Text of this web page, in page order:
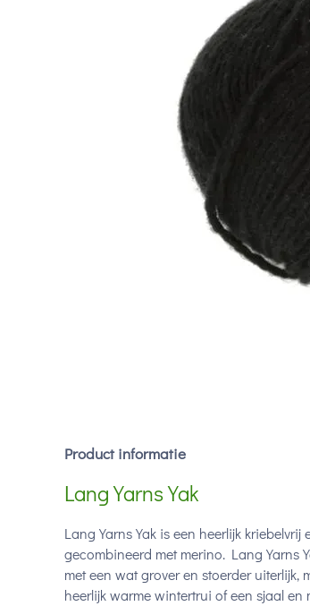
Product informatie
Lang Yarns Yak
Lang Yarns Yak is een heerlijk
gecombineerd met merino. Lang Yarns
met een wat grover en stoerder uiterlijk,
heerlijk warme wintertrui of een sjaal en